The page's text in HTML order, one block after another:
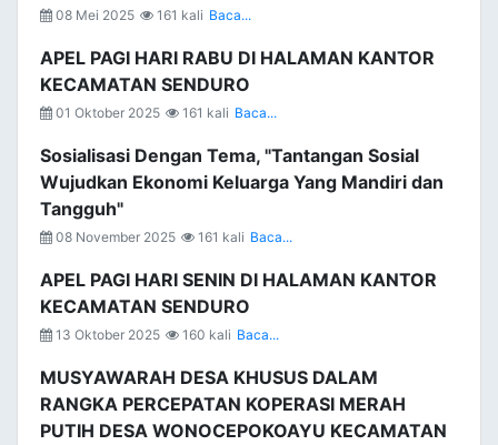
08 Mei 2025 161 kali Baca...
APEL PAGI HARI RABU DI HALAMAN KANTOR
KECAMATAN SENDURO
01 Oktober 2025 161 kali Baca...
Sosialisasi Dengan Tema, "Tantangan Sosial
Wujudkan Ekonomi Keluarga Yang Mandiri dan
Tangguh"
08 November 2025 161 kali Baca...
APEL PAGI HARI SENIN DI HALAMAN KANTOR
KECAMATAN SENDURO
13 Oktober 2025 160 kali Baca...
MUSYAWARAH DESA KHUSUS DALAM
RANGKA PERCEPATAN KOPERASI MERAH
PUTIH DESA WONOCEPOKOAYU KECAMATAN